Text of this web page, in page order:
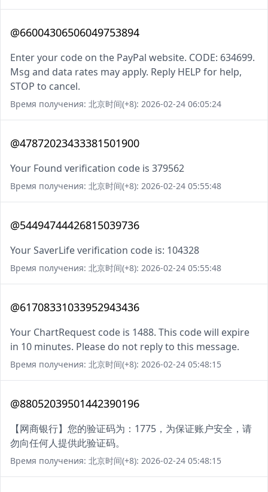
@66004306506049753894
Enter your code on the PayPal website. CODE: 634699.
Msg and data rates may apply. Reply HELP for help,
STOP to cancel.
Время получения: 北京时间(+8): 2026-02-24 06:05:24
@47872023433381501900
Your Found verification code is 379562
Время получения: 北京时间(+8): 2026-02-24 05:55:48
@54494744426815039736
Your SaverLife verification code is: 104328
Время получения: 北京时间(+8): 2026-02-24 05:55:48
@61708331033952943436
Your ChartRequest code is 1488. This code will expire
in 10 minutes. Please do not reply to this message.
Время получения: 北京时间(+8): 2026-02-24 05:48:15
@88052039501442390196
【网商银行】您的验证码为：1775，为保证账户安全，请
勿向任何人提供此验证码。
Время получения: 北京时间(+8): 2026-02-24 05:48:15